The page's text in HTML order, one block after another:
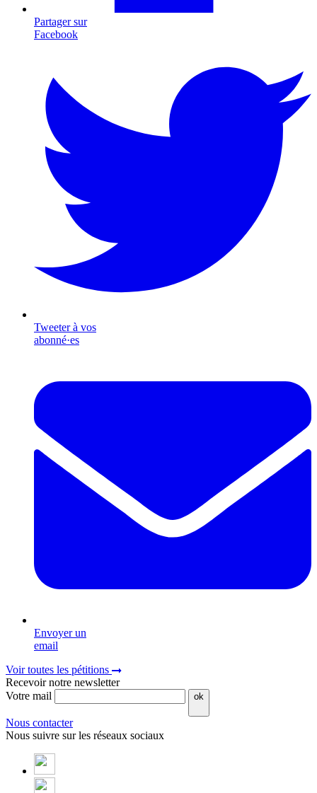
Partager sur
Facebook
Tweeter à vos
abonné·es
Envoyer un
email
Voir toutes les pétitions
Recevoir notre newsletter
Votre mail
ok
Nous contacter
Nous suivre sur les réseaux sociaux